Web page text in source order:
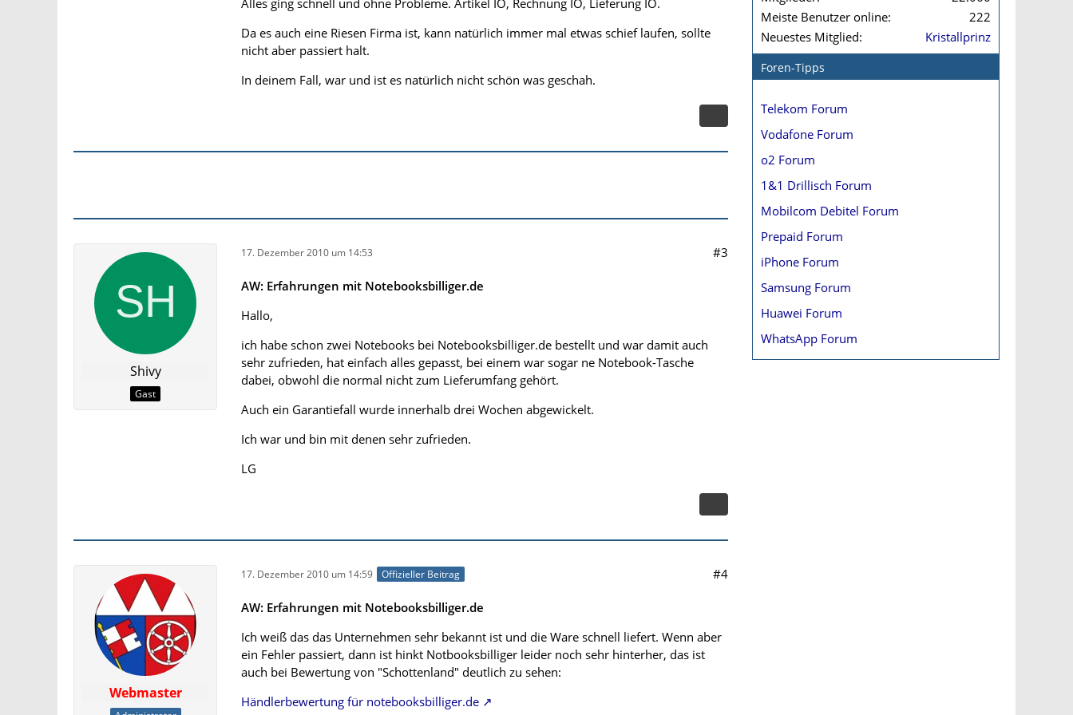
Beschwerde am 10.12.
Firma Notebooksbilliger verfasst und per Einschreiben verschickt. Am 14.12. erhielt
Alles ging schnell und ohne Probleme. Artikel IO, Rechnung IO, Lieferung IO.
Da es auch eine Riesen Firma ist, kann natürlich immer mal etwas schief laufen, sollte
nicht aber passiert halt.
In deinem Fall, war und ist es natürlich nicht schön was geschah.
Shivy
Gast
17. Dezember 2010 um 14:53 #3
AW: Erfahrungen mit Notebooksbilliger.de
Hallo,
ich habe schon zwei Notebooks bei Notebooksbilliger.de bestellt und war damit auch
sehr zufrieden, hat einfach alles gepasst, bei einem war sogar ne Notebook-Tasche
dabei, obwohl die normal nicht zum Lieferumfang gehört.
Auch ein Garantiefall wurde innerhalb drei Wochen abgewickelt.
Ich war und bin mit denen sehr zufrieden.
LG
Webmaster
17. Dezember 2010 um 14:59 Offizieller Beitrag #4
AW: Erfahrungen mit Notebooksbilliger.de
Ich weiß das das Unternehmen sehr bekannt ist und die Ware schnell liefert. Wenn aber
ein Fehler passiert, dann ist hinkt Notbooksbilliger leider noch sehr hinterher, das ist
auch bei Bewertung von "Schottenland" deutlich zu sehen:
Händlerbewertung für notebooksbilliger.de
Meiste Benutzer online
222
Neuestes Mitglied
Kristallprinz
Foren-Tipps
Telekom Forum
Vodafone Forum
o2 Forum
1&1 Drillisch Forum
Mobilcom Debitel Forum
Prepaid Forum
iPhone Forum
Samsung Forum
Huawei Forum
WhatsApp Forum